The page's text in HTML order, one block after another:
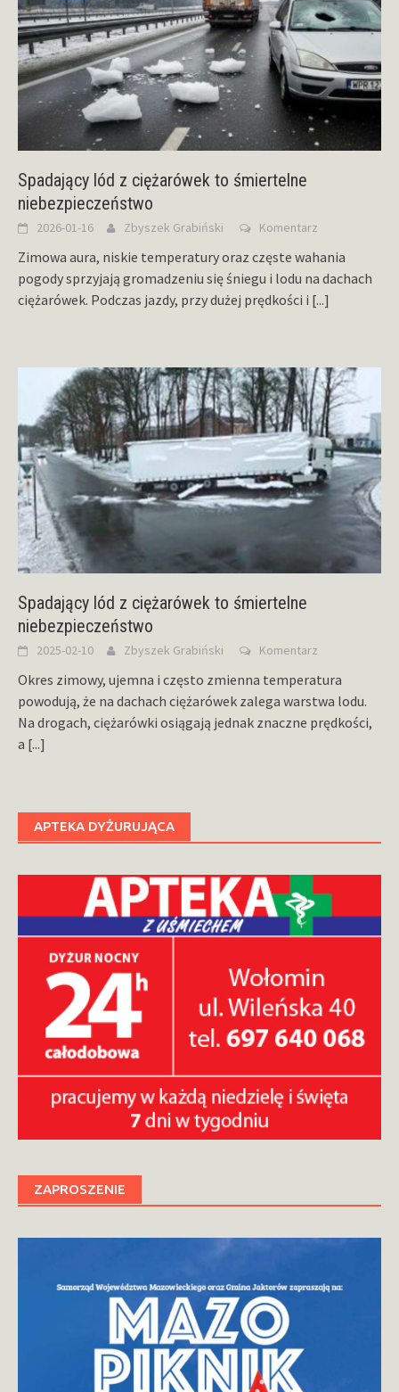
Spadający lód z ciężarówek to śmiertelne
niebezpieczeństwo
2026-01-16 Zbyszek Grabiński Komentarz
Zimowa aura, niskie temperatury oraz częste wahania
pogody sprzyjają gromadzeniu się śniegu i lodu na dachach
ciężarówek. Podczas jazdy, przy dużej prędkości i [...]
Spadający lód z ciężarówek to śmiertelne
niebezpieczeństwo
2025-02-10 Zbyszek Grabiński Komentarz
Okres zimowy, ujemna i często zmienna temperatura
powodują, że na dachach ciężarówek zalega warstwa lodu.
Na drogach, ciężarówki osiągają jednak znaczne prędkości,
a [...]
APTEKA DYŻURUJĄCA
ZAPROSZENIE